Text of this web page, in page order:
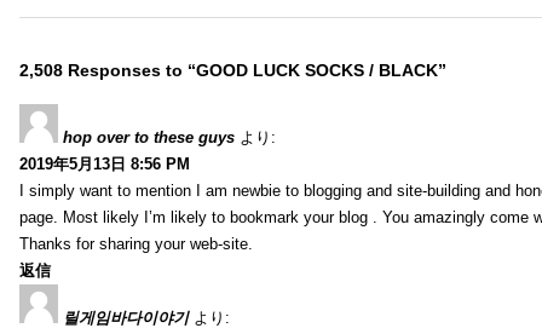
2,508 Responses to “GOOD LUCK SOCKS / BLACK”
hop over to these guys より:
2019年5月13日 8:56 PM
I simply want to mention I am newbie to blogging and site-building and
page. Most likely I’m likely to bookmark your blog . You amazingly come
Thanks for sharing your web-site.
返信
릴게임바다이야기 より: